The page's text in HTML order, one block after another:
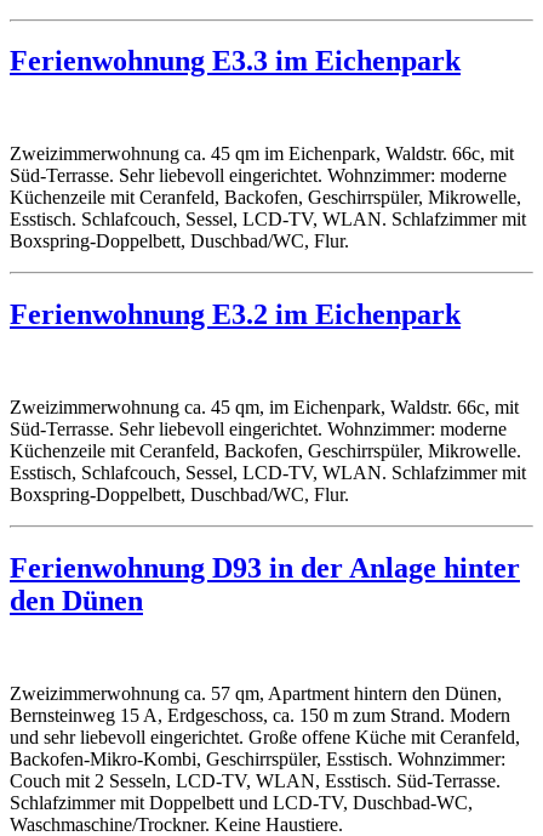
Ferienwohnung E3.3 im Eichenpark
Zweizimmerwohnung ca. 45 qm im Eichenpark, Waldstr. 66c, mit
Süd-Terrasse. Sehr liebevoll eingerichtet. Wohnzimmer: moderne
Küchenzeile mit Ceranfeld, Backofen, Geschirrspüler, Mikrowelle,
Esstisch. Schlafcouch, Sessel, LCD-TV, WLAN. Schlafzimmer mit
Boxspring-Doppelbett, Duschbad/WC, Flur.
Ferienwohnung E3.2 im Eichenpark
Zweizimmerwohnung ca. 45 qm, im Eichenpark, Waldstr. 66c, mit
Süd-Terrasse. Sehr liebevoll eingerichtet. Wohnzimmer: moderne
Küchenzeile mit Ceranfeld, Backofen, Geschirrspüler, Mikrowelle.
Esstisch, Schlafcouch, Sessel, LCD-TV, WLAN. Schlafzimmer mit
Boxspring-Doppelbett, Duschbad/WC, Flur.
Ferienwohnung D93 in der Anlage hinter
den Dünen
Zweizimmerwohnung ca. 57 qm, Apartment hintern den Dünen,
Bernsteinweg 15 A, Erdgeschoss, ca. 150 m zum Strand. Modern
und sehr liebevoll eingerichtet. Große offene Küche mit Ceranfeld,
Backofen-Mikro-Kombi, Geschirrspüler, Esstisch. Wohnzimmer:
Couch mit 2 Sesseln, LCD-TV, WLAN, Esstisch. Süd-Terrasse.
Schlafzimmer mit Doppelbett und LCD-TV, Duschbad-WC,
Waschmaschine/Trockner. Keine Haustiere.